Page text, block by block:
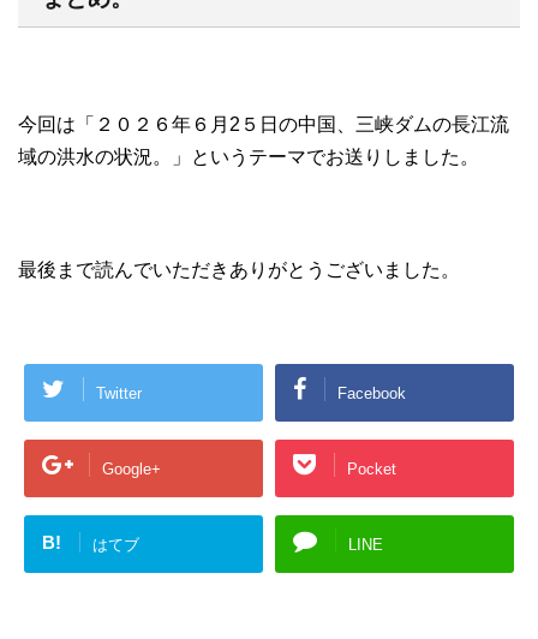
今回は「２０２６年６月2５日の中国、三峡ダムの長江流
域の洪水の状況。」というテーマでお送りしました。
最後まで読んでいただきありがとうございました。
Twitter Facebook
Google+ Pocket
B! はてブ LINE